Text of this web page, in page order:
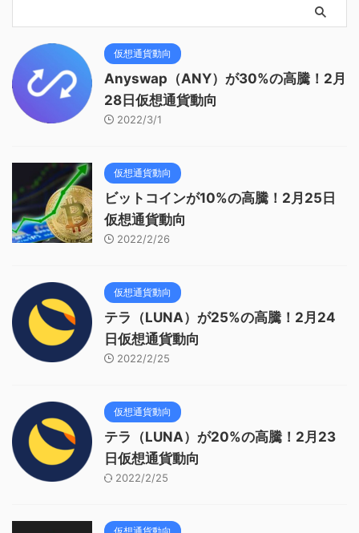
仮想通貨動向
Anyswap（ANY）が30%の高騰！2月
28日仮想通貨動向
2022/3/1
仮想通貨動向
ビットコインが10%の高騰！2月25日
仮想通貨動向
2022/2/26
仮想通貨動向
テラ（LUNA）が25%の高騰！2月24
日仮想通貨動向
2022/2/25
仮想通貨動向
テラ（LUNA）が20%の高騰！2月23
日仮想通貨動向
2022/2/25